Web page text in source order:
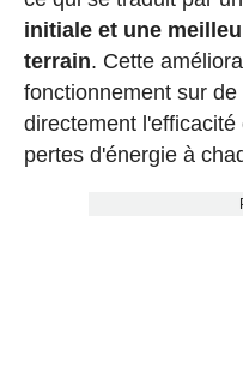
initiale et une
terrain. Cette
fonctionnement sur
directement
pertes d'énergie à